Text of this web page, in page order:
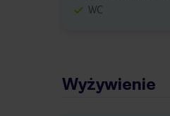
WC
Wyżywienie